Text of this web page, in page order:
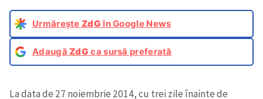
Urmărește ZdGîn Google News
AdaugăZdG ca sursă preferată
La data de 27 noiembrie 2014, cu trei zile înainte de